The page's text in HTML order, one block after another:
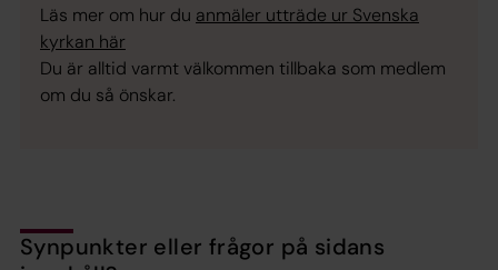
Läs mer om hur du anmäler utträde ur Svenska
kyrkan här
Du är alltid varmt välkommen tillbaka som medlem
om du så önskar.
Synpunkter eller frågor på sidans